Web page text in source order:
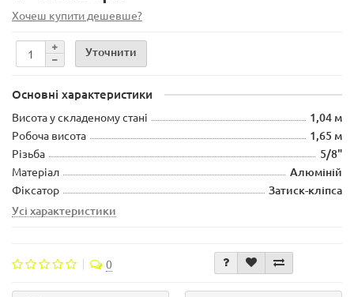
Хочеш купити дешевше?
Уточнити
Основні характеристики
Висота у складеному стані 1,04 м
Робоча висота 1,65 м
Різьба 5/8"
Матеріал Алюміній
Фіксатор
Затиск-кліпса
Усі характеристики
0